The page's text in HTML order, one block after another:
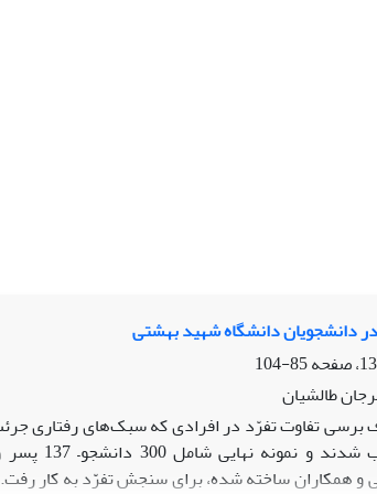
دانشجویان دانشگاه شهید بهشتی
85-104
طالشیان
تفاوت تفرّد در افرادی که سبک‌های رفتاری
همکاران ساخته شده، برای سنجش تفرّد به کار رفت.